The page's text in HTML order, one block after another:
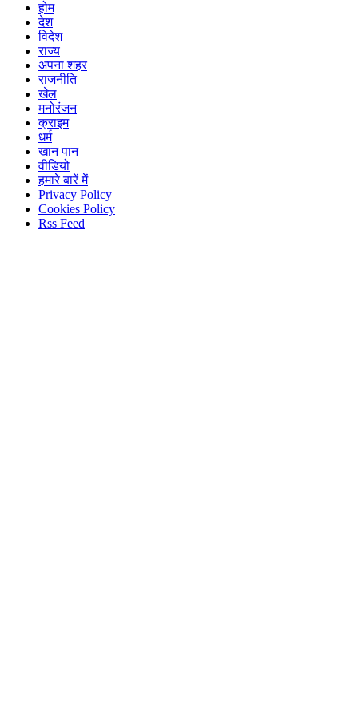
होम
देश
विदेश
राज्य
अपना शहर
राजनीति
खेल
मनोरंजन
क्राइम
धर्म
खान पान
वीडियो
हमारे बारें में
Privacy Policy
Cookies Policy
Rss Feed